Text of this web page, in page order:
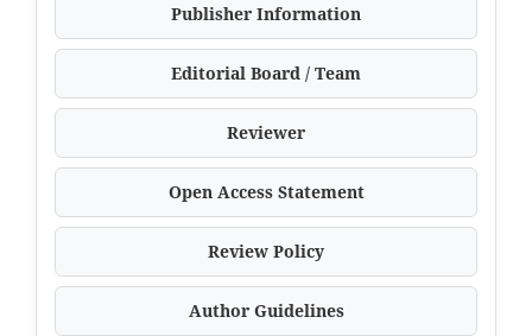
Publisher Information
Editorial Board / Team
Reviewer
Open Access Statement
Review Policy
Author Guidelines